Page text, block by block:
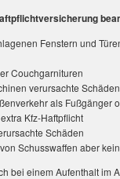
Fenstern und
Couchgarnituren
verursachte
als Fußgänger
Kfz-Haftpflicht
Schäden
Schusswaffen aber
bei einem Aufenthalt im